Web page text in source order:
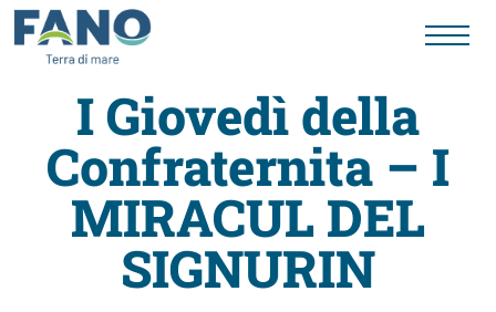
Fano
Visit
Card
I Giovedì della
Confraternita – I
MIRACUL DEL
SIGNURIN